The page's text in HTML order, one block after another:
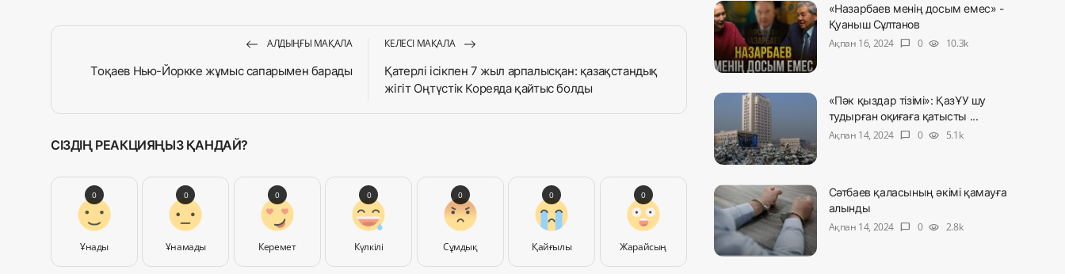
АЛДЫҢҒЫ МАҚАЛА
Тоқаев Нью-Йоркке жұмыс сапарымен барады
КЕЛЕСІ МАҚАЛА
Қатерлі ісікпен 7 жыл арпалысқан: қазақстандық
жігіт Оңтүстік Кореяда қайтыс болды
СІЗДІҢ РЕАКЦИЯҢЫЗ ҚАНДАЙ?
Ұнады
0
Ұнамады
0
Керемет
0
Күлкілі
0
Сұмдық
0
Қайғылы
0
Жарайсың
0
«Назарбаев менің досым емес» -
Қуаныш Сұлтанов
Ақпан 16, 2024
chat_bubble 0 visibility 10.3k
«Пәк қыздар тізімі»: ҚазҰУ шу
тудырған оқиғаға қатысты ...
Ақпан 14, 2024
chat_bubble 0 visibility 5.1k
Сәтбаев қаласының әкімі қамауға
алынды
Ақпан 14, 2024
chat_bubble 0 visibility 2.8k